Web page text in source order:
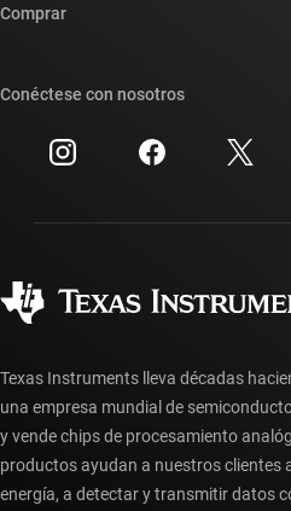
Sala de redacción
Relaciones con los inversionistas
Fabricación
Búsqueda de referencias
Centro de atención al cliente
Preguntas frecuentes sobre la
Comprar
Preguntas frecuentes sobre
Conéctese con nosotros
Texas Instruments lleva décadas
una empresa mundial de
y vende chips de procesamiento
productos ayudan a nuestros clientes
energía, a detectar y transmitir datos